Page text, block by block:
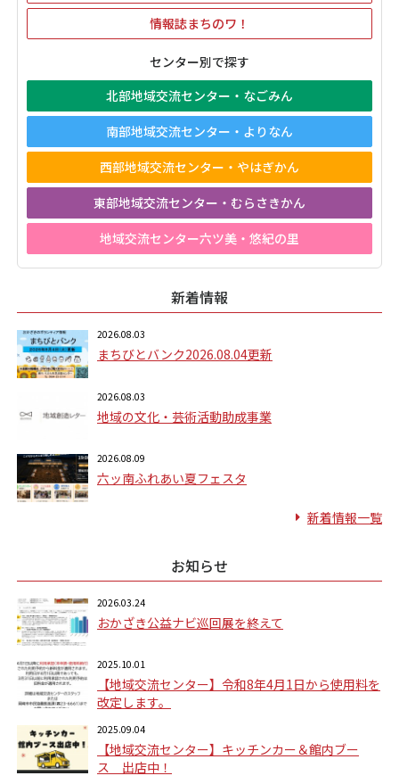
情報誌まちのワ！
センター別で探す
北部地域交流センター・なごみん
南部地域交流センター・よりなん
西部地域交流センター・やはぎかん
東部地域交流センター・むらさきかん
地域交流センター六ツ美・悠紀の里
新着情報
2026.08.03
まちびとバンク2026.08.04更新
2026.08.03
地域の文化・芸術活動助成事業
2026.08.09
六ッ南ふれあい夏フェスタ
新着情報一覧
お知らせ
2026.03.24
おかざき公益ナビ巡回展を終えて
2025.10.01
【地域交流センター】令和8年4月1日から使用料を
改定します。
2025.09.04
【地域交流センター】キッチンカー＆館内ブー
ス 出店中！